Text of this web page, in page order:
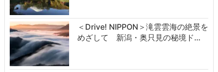
＜Drive! NIPPON＞滝雲雲海の絶景を
めざして 新潟・奥只見の秘境ド…